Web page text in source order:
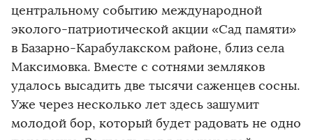
центральному событию международной
эколого-патриотической акции «Сад памяти»
в Базарно-Карабулакском районе, близ села
Максимовка. Вместе с сотнями земляков
удалось высадить две тысячи саженцев сосны.
Уже через несколько лет здесь зашумит
молодой бор, который будет радовать не одно